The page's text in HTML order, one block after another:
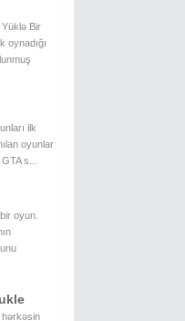
Bir
oynadığı
ilk
oyunlar
s...
oyun.
hərkəsin